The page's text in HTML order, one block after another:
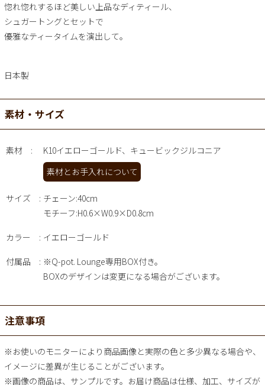
惚れ惚れするほど美しい上品なディティール、
シュガートングとセットで
優雅なティータイムを演出して。
日本製
素材・サイズ
素材
K10イエローゴールド、キュービックジルコニア
素材とお手入れについて
サイズ
チェーン:40cm
モチーフ:H0.6×W0.9×D0.8cm
カラー イエローゴールド
付属品
※Q-pot. Lounge専用BOX付き。
BOXのデザインは変更になる場合がございます。
注意事項
※お使いのモニターにより商品画像と実際の色と多少異なる場合や、
イメージに差異が生じることがございます。
※画像の商品は、サンプルです。お届け商品は仕様、加工、サイズが